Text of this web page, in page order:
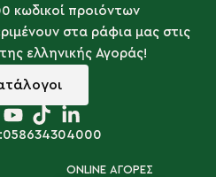
κωδικοί προιόντων
στα ράφια μας στις
ελληνικής Αγοράς!
ONLINE ΑΓΟΡΕΣ